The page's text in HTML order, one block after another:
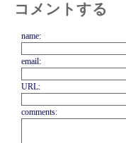
コメントする
name:
email:
URL:
comments: